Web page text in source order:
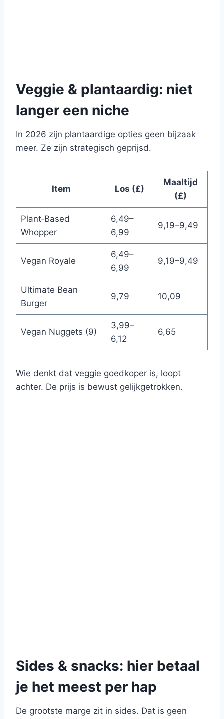
Veggie & plantaardig: niet
langer een niche
In 2026 zijn plantaardige opties geen bijzaak
meer. Ze zijn strategisch geprijsd.
Item Los (£)
Maaltijd
(£)
Plant‑Based
Whopper
6,49–
6,99
9,19–9,49
Vegan Royale
6,49–
6,99
9,19–9,49
Ultimate Bean
Burger
9,79 10,09
Vegan Nuggets (9)
3,99–
6,12
6,65
Wie denkt dat veggie goedkoper is, loopt
achter. De prijs is bewust gelijkgetrokken.
Sides & snacks: hier betaal
je het meest per hap
De grootste marge zit in sides. Dat is geen